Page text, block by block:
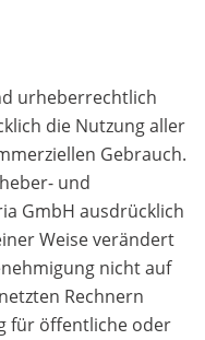
urheberrechtlich
die Nutzung aller
Gebrauch.
und
GmbH ausdrücklich
Weise verändert
nicht auf
Rechnern
für öffentliche oder